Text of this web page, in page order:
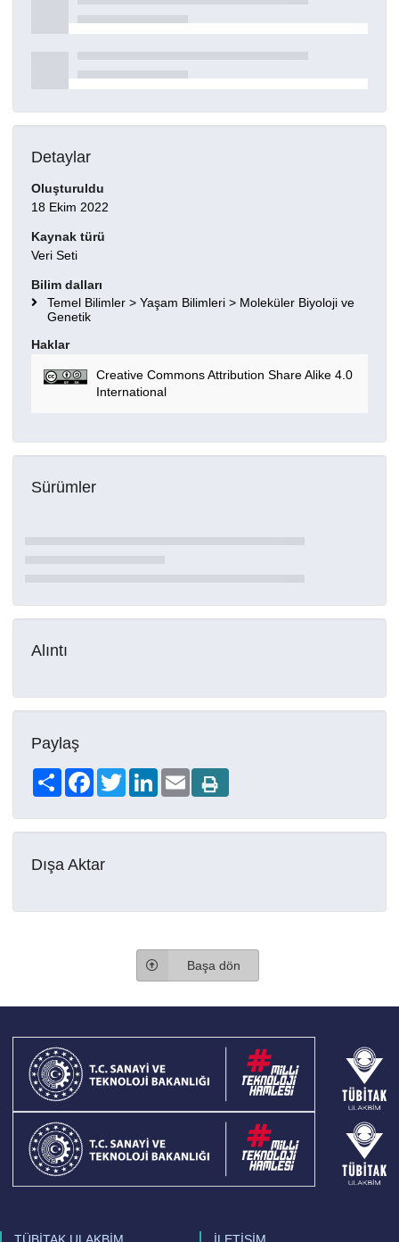
Detaylar
Oluşturuldu
18 Ekim 2022
Kaynak türü
Veri Seti
Bilim dalları
Temel Bilimler > Yaşam Bilimleri > Moleküler Biyoloji ve
Genetik
Haklar
Creative Commons Attribution Share Alike 4.0
International
Sürümler
Alıntı
Paylaş
Share FacebookTwitterLinkedIn
Email
Dışa Aktar
Başa dön